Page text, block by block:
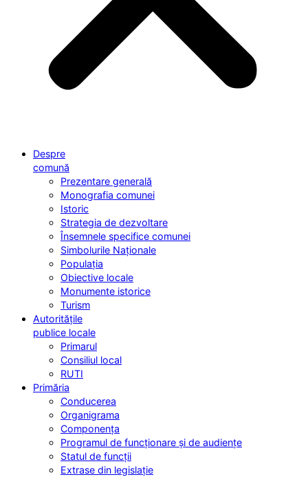
Despre
comună
Prezentare generală
Monografia comunei
Istoric
Strategia de dezvoltare
Însemnele specifice comunei
Simbolurile Naționale
Populația
Obiective locale
Monumente istorice
Turism
Autoritățile
publice locale
Primarul
Consiliul local
RUTI
Primăria
Conducerea
Organigrama
Componența
Programul de funcționare și de audiențe
Statul de funcții
Extrase din legislație